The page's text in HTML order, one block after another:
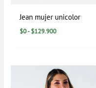
Jean mujer unicolor
$0- $129.900